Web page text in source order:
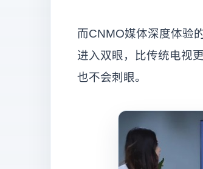
而CNMO媒体深度体验
进入双眼，比传统电视
也不会刺眼。